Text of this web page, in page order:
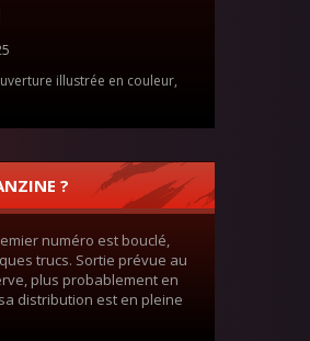
illustrée en couleur,
?
numéro est bouclé,
trucs. Sortie prévue au
plus probablement en
distribution est en pleine